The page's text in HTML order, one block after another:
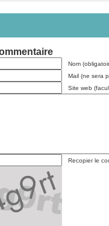
Nom
Mail (ne sera
Site web
Recopier le